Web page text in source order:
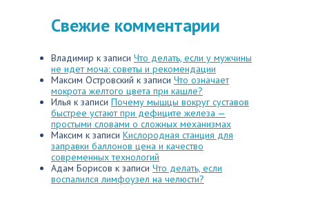
Свежие комментарии
Владимир к записи Что делать, если у мужчины
не идет моча: советы и рекомендации
Максим Островский к записи Что означает
мокрота желтого цвета при кашле?
Илья к записи Почему мышцы вокруг суставов
быстрее устают при дефиците железа —
простыми словами о сложных механизмах
Максим к записи Кислородная станция для
заправки баллонов цена и качество
современных технологий
Адам Борисов к записи Что делать, если
воспалился лимфоузел на челюсти?